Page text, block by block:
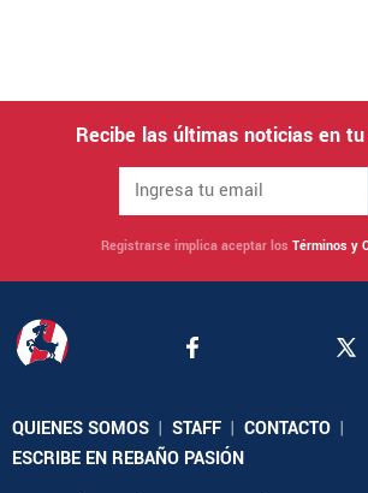
Recibe las últimas noticias en
Registrarse implica aceptar los Términos y
QUIENES SOMOS | STAFF | CONTACTO |
ESCRIBE EN REBAÑO PASIÓN